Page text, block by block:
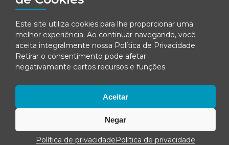
Este site utiliza cookies para lhe proporcionar uma
melhor experiência. Ao continuar navegando, você
aceita integralmente nossa Política de Privacidade.
Retirar o consentimento pode afetar
negativamente certos recursos e funções.
Aceitar
Negar
Política de privacidadePolítica de privacidade
Ao se inscrever, você concorda com nossa Política de Privacidade
Todos os direitos reservados.
Política de privacidade